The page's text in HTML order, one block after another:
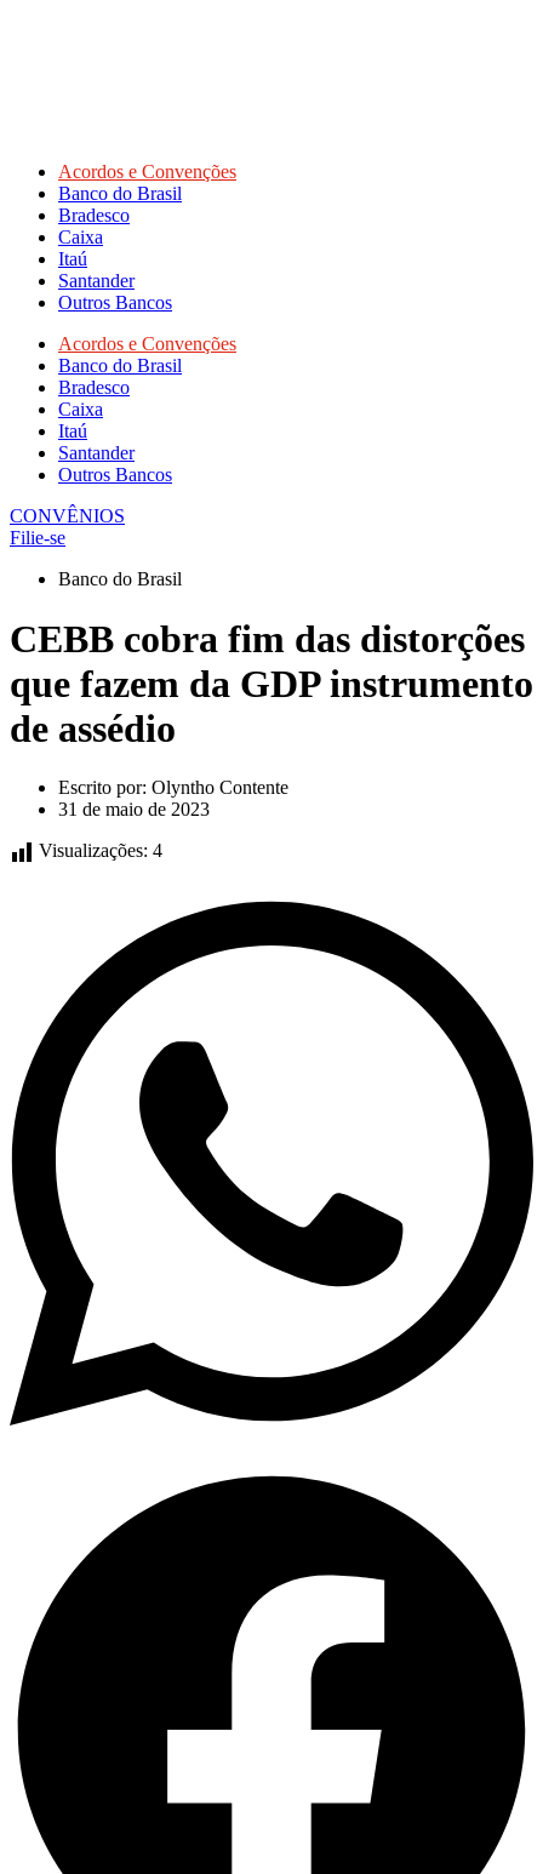
Acordos e Convenções
Banco do Brasil
Bradesco
Caixa
Itaú
Santander
Outros Bancos
Acordos e Convenções
Banco do Brasil
Bradesco
Caixa
Itaú
Santander
Outros Bancos
CONVÊNIOS
Filie-se
Banco do Brasil
CEBB cobra fim das distorções
que fazem da GDP instrumento
de assédio
Escrito por: Olyntho Contente
31 de maio de 2023
Visualizações: 4